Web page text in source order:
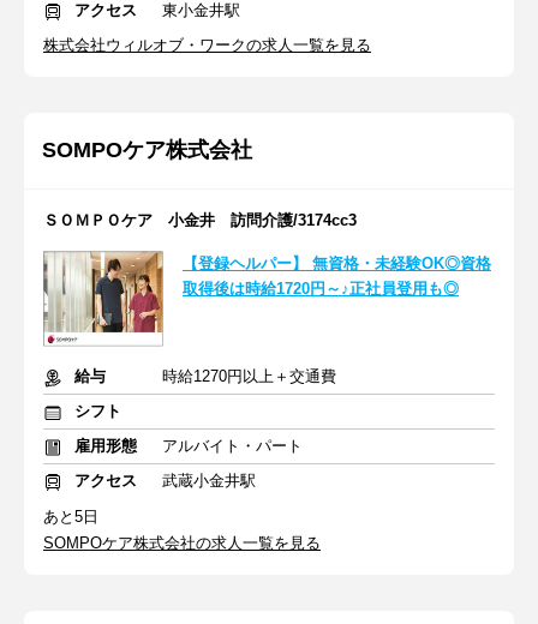
アクセス
東小金井駅
株式会社ウィルオブ・ワークの求人一覧を見る
SOMPOケア株式会社
ＳＯＭＰＯケア 小金井 訪問介護/3174cc3
【登録ヘルパー】 無資格・未経験OK◎資格
取得後は時給1720円～♪正社員登用も◎
給与
時給1270円以上＋交通費
シフト
雇用形態
アルバイト・パート
アクセス
武蔵小金井駅
あと5日
SOMPOケア株式会社の求人一覧を見る